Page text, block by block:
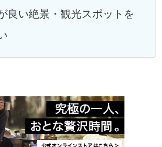
良い絶景・観光スポットを